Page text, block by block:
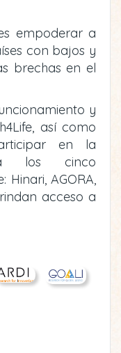
empoderar a
con bajos y
brechas en el
y
así como
en la
los cinco
Hinari, AGORA,
acceso a